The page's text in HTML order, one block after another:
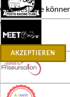
Cookies). Sie
stehen.
AKZEPTIEREN